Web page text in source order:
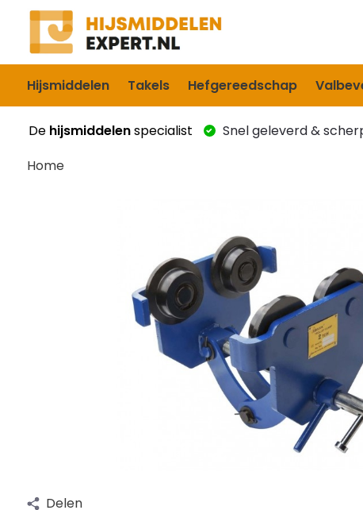
Hijsmiddelen Takels Hefgereedschap
De hijsmiddelenspecialist Snel geleverd &
Home
Delen